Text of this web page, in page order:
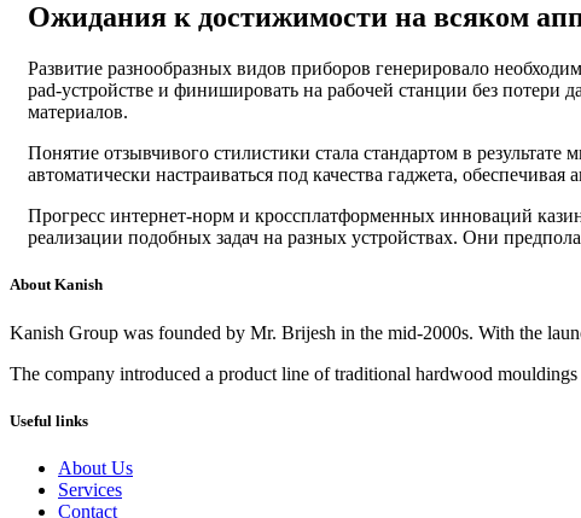
Ожидания к достижимости на всяком
Развитие разнообразных видов приборов генерировало
pad-устройстве и финишировать на рабочей станции без потери
материалов.
Понятие отзывчивого стилистики стала стандартом в
автоматически настраиваться под качества гаджета,
Прогресс интернет-норм и кроссплатформенных инноваций
реализации подобных задач на разных устройствах. Они
About Kanish
Kanish Group was founded by Mr. Brijesh in the mid-2000s. With the
The company introduced a product line of traditional hardwood
Useful links
About Us
Services
Contact